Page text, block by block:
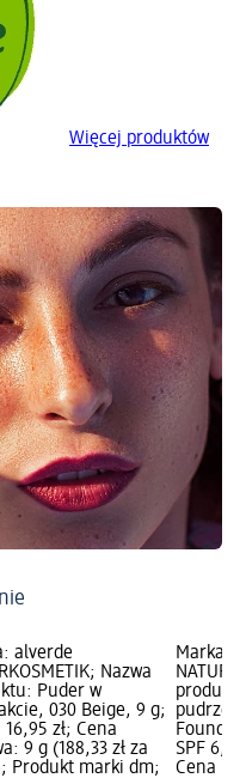
Więcej produktów
alverde
Nazwa
Puder w
030 Beige, 9 g;
zł; Cena
9 g (188,33 zł za
Produkt marki dm;
Marka:
pudrze
SPF 6,
Cena